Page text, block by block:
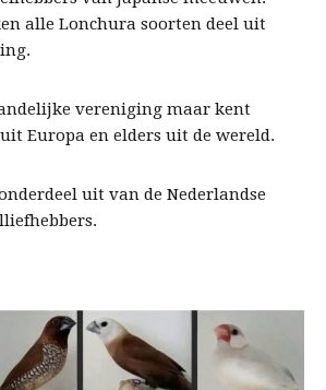
alle Lonchura soorten deel uit
vereniging maar kent
Europa en elders uit de wereld.
uit van de Nederlandse